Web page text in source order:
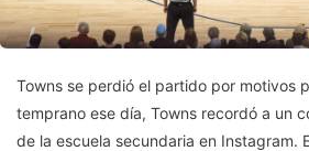
Towns se perdió el partido por motivos
temprano ese día, Towns recordó a un
de la escuela secundaria en Instagram.